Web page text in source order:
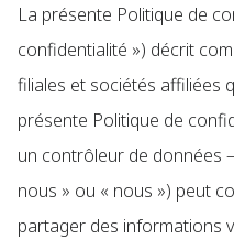
La présente Politique de
confidentialité ») décrit
filiales et sociétés affiliées
présente Politique de
un contrôleur de données
nous » ou « nous ») peut
partager des informations